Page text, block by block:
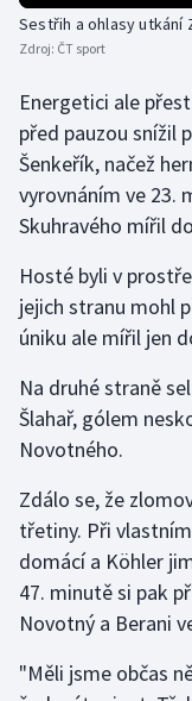
Rychlostní
Sportovní střelba
Stolní tenis
Veslování
Vodní slalom
Volejbal
Sestřih a ohlasy utkání
Zdroj: ČT sport
Energetici ale
před pauzou snížil
Šenkeřík, načež
vyrovnáním ve 23.
Skuhravého mířil
Hosté byli v
jejich stranu mohl
úniku ale mířil jen
Na druhé straně
Šlahař, gólem
Novotného.
Zdálo se, že
třetiny. Při
domácí a Köhler
47. minutě si pak
Novotný a Berani
"Měli jsme občas